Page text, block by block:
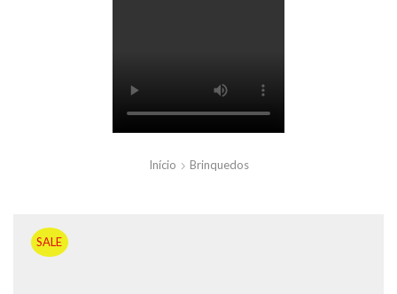
Início Brinquedos
SALE